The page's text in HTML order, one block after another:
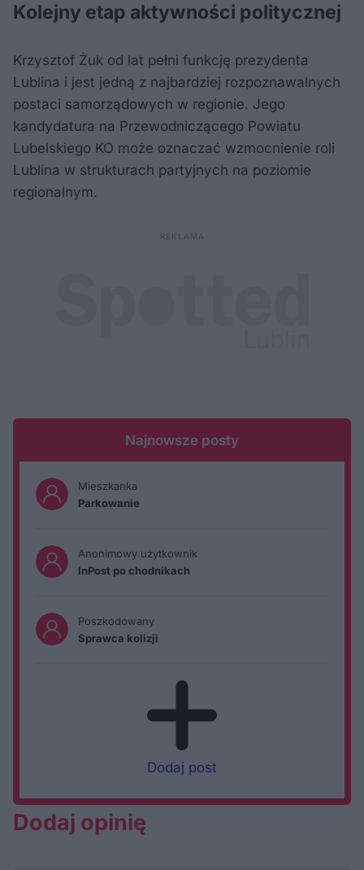
Kolejny etap aktywności politycznej
Krzysztof Żuk od lat pełni funkcję prezydenta
Lublina i jest jedną z najbardziej rozpoznawalnych
postaci samorządowych w regionie. Jego
kandydatura na Przewodniczącego Powiatu
Lubelskiego KO może oznaczać wzmocnienie roli
Lublina w strukturach partyjnych na poziomie
regionalnym.
Najnowsze posty
Mieszkanka
Parkowanie
Anonimowy użytkownik
InPost po chodnikach
Poszkodowany
Sprawca kolizji
Dodaj post
Dodaj opinię